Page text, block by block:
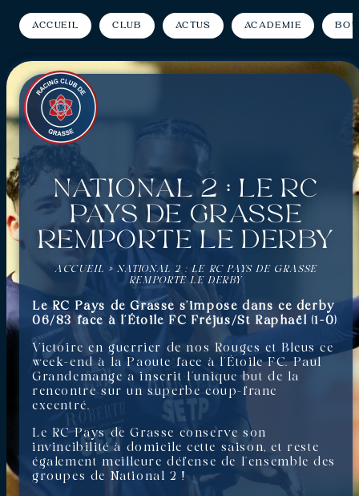
Accueil Club Actus Académie
National 2 : Le RC
Pays de Grasse
remporte le derby
ACCUEIL »NATIONAL 2 : LE RC PAYS DE GRASSE
REMPORTE LE DERBY
Le RC Pays de Grasse s’impose dans ce derby
06/83 face à l’Étoile FC Fréjus/St Raphaël (1-0)
Victoire en guerrier de nos Rouges et Bleus ce
week-end à la Paoute face à l’Étoile FC. Paul
Grandemange a inscrit l’unique but de la
rencontre sur un superbe coup-franc
excentré.
Le RC Pays de Grasse conserve son
invincibilité à domicile cette saison, et reste
également meilleure défense de l’ensemble des
groupes de National 2 !